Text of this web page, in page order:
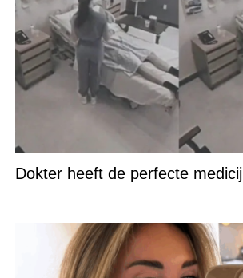
Dokter heeft de perfecte